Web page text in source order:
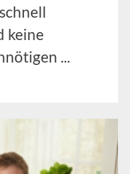
keine
...